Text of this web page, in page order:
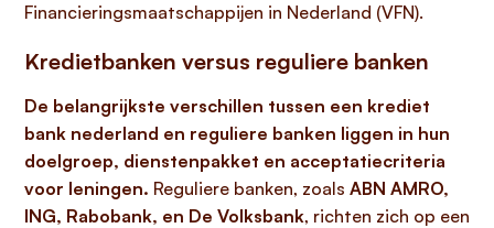
Financieringsmaatschappijen in Nederland (VFN).
Kredietbanken versus reguliere banken
De belangrijkste verschillen tussen een krediet
bank nederland en reguliere banken liggen in hun
doelgroep, dienstenpakket en acceptatiecriteria
voor leningen. Reguliere banken, zoals ABN AMRO,
ING, Rabobank, en De Volksbank, richten zich op een